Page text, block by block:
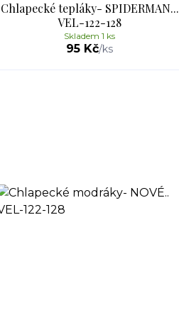
Chlapecké tepláky- SPIDERMAN...
VEL-122-128
95 Kč/ks
Skladem 1 ks